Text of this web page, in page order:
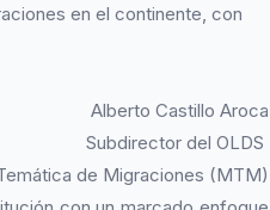
en el continente, con
Alberto Castillo Aroca
Subdirector del OLDS
de Migraciones (MTM)